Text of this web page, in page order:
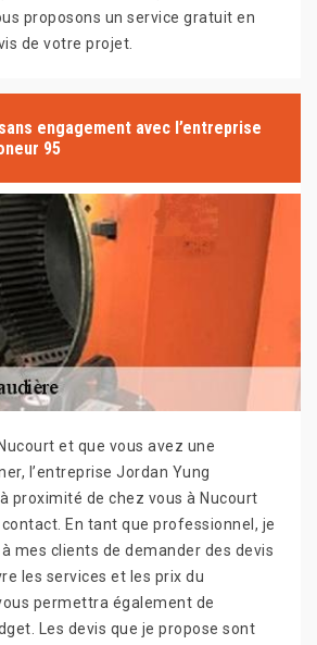
proposons un service gratuit en
de votre projet.
engagement avec l’entreprise
95
et que vous avez une
l’entreprise Jordan Yung
proximité de chez vous à Nucourt
En tant que professionnel, je
mes clients de demander des devis
les services et les prix du
permettra également de
Les devis que je propose sont